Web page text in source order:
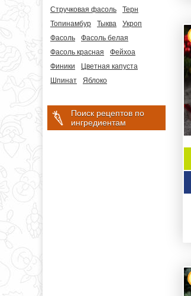
Стручковая фасоль
Терн
Топинамбур
Тыква
Укроп
Фасоль
Фасоль белая
Фасоль красная
Фейхоа
Финики
Цветная капуста
Шпинат
Яблоко
Поиск рецептов по
ингредиентам